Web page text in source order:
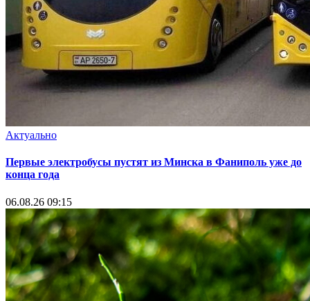
Актуально
Первые электробусы пустят из Минска в Фаниполь уже до
конца года
06.08.26 09:15